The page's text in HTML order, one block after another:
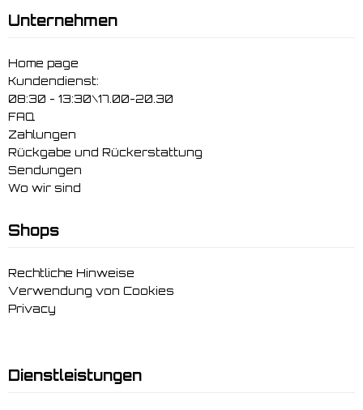
Unternehmen
Home page
Kundendienst:
08:30 - 13:30\17.00-20.30
FAQ
Zahlungen
Rückgabe und Rückerstattung
Sendungen
Wo wir sind
Shops
Rechtliche Hinweise
Verwendung von Cookies
Privacy
Dienstleistungen